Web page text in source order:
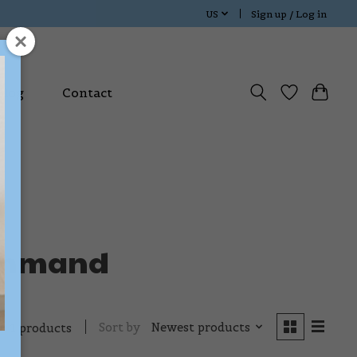
US Sign up / Log in
Contact
1 products Sort by Newest products